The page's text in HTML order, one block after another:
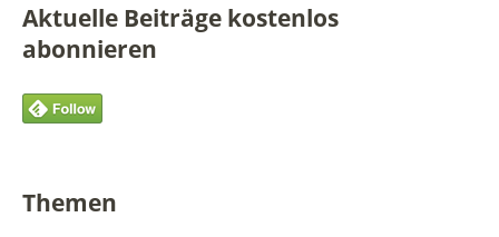
Aktuelle Beiträge kostenlos
abonnieren
Themen